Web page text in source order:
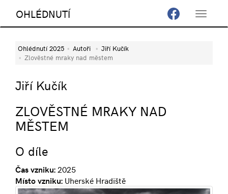
Toggle
OHLÉDNUTÍ
Ohlédnutí 2025 Autoři
Jiří Kučík
Zlověstné mraky nad městem
Jiří Kučík
ZLOVĚSTNÉ MRAKY NAD
MĚSTEM
O díle
Čas vzniku: 2025
Místo vzniku: Uherské Hradiště